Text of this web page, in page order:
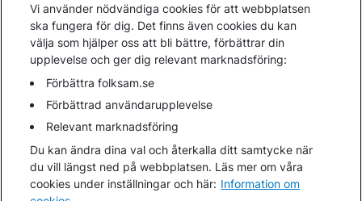
Kundservice
Hjälp
Webbkarta
Cookies
Hantera cookies
Personuppgifter GDPR
Tillgänglighetsredogörelse
Om penningtvättslagen
Vi använder nödvändiga cookies för att webbplatsen
ska fungera för dig. Det finns även cookies du kan
välja som hjälper oss att bli bättre, förbättrar din
upplevelse och ger dig relevant marknadsföring:
Förbättra folksam.se
Förbättrad användarupplevelse
Relevant marknadsföring
Du kan ändra dina val och återkalla ditt samtycke när
du vill längst ned på webbplatsen. Läs mer om våra
cookies under inställningar och här: Information om